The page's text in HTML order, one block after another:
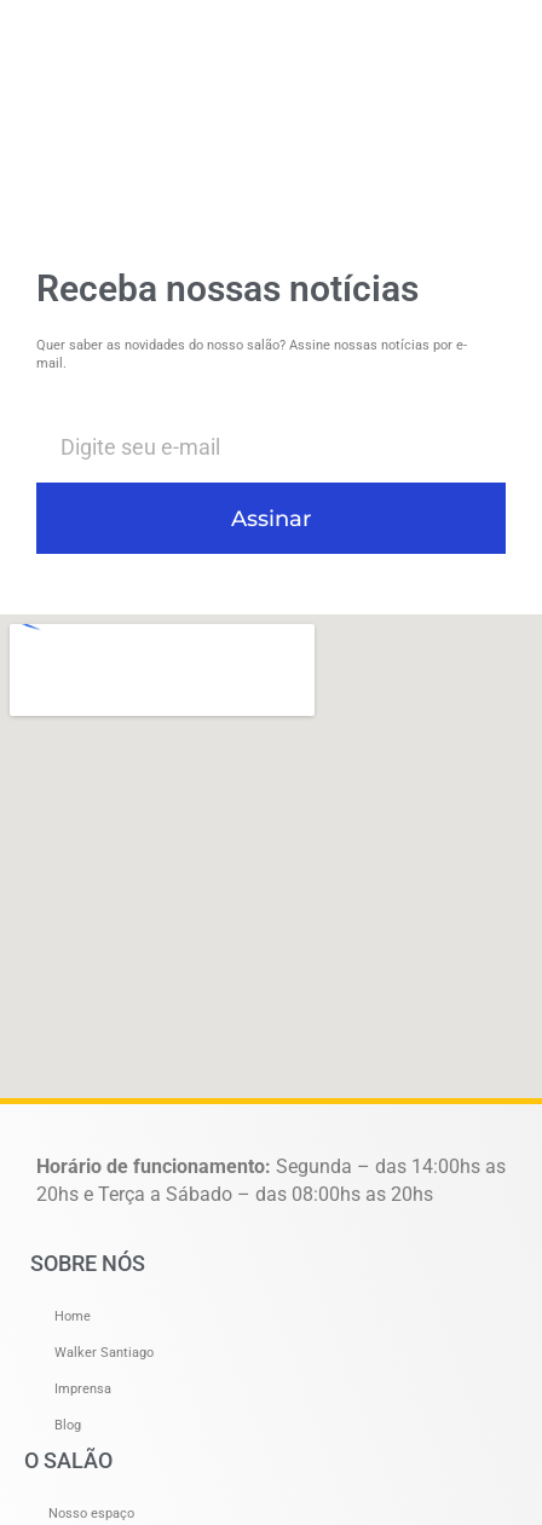
Receba nossas notícias
Quer saber as novidades do nosso salão? Assine nossas notícias por e-
mail.
Assinar
Horário de funcionamento: Segunda – das 14:00hs as
20hs e Terça a Sábado – das 08:00hs as 20hs
SOBRE NÓS
Home
Walker Santiago
Imprensa
Blog
O SALÃO
Nosso espaço